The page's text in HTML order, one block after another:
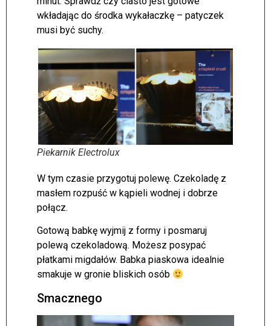
wkładając do środka wykałaczkę – patyczek
musi być suchy.
Piekarnik Electrolux
W tym czasie przygotuj polewę. Czekoladę z
masłem rozpuść w kąpieli wodnej i dobrze
połącz.
Gotową babkę wyjmij z formy i posmaruj
polewą czekoladową. Możesz posypać
płatkami migdałów. Babka piaskowa idealnie
smakuje w gronie bliskich osób
Smacznego